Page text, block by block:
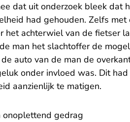
dat uit onderzoek bleek dat
had gehouden. Zelfs
het achterwiel van de fietser
man het slachtoffer de
auto van de man de
onder invloed was. Dit
aanzienlijk te matigen.
onoplettend gedrag